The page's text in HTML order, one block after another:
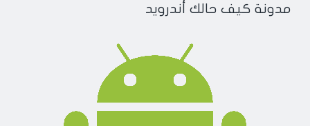
مدونة كيف حالك أندرويد